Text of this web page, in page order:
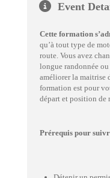
Event
Cette formation
qu’à tout type de
route. Vous avez
longue randonnée
améliorer la maitrise
formation est pour
départ et position de
Prérequis pour